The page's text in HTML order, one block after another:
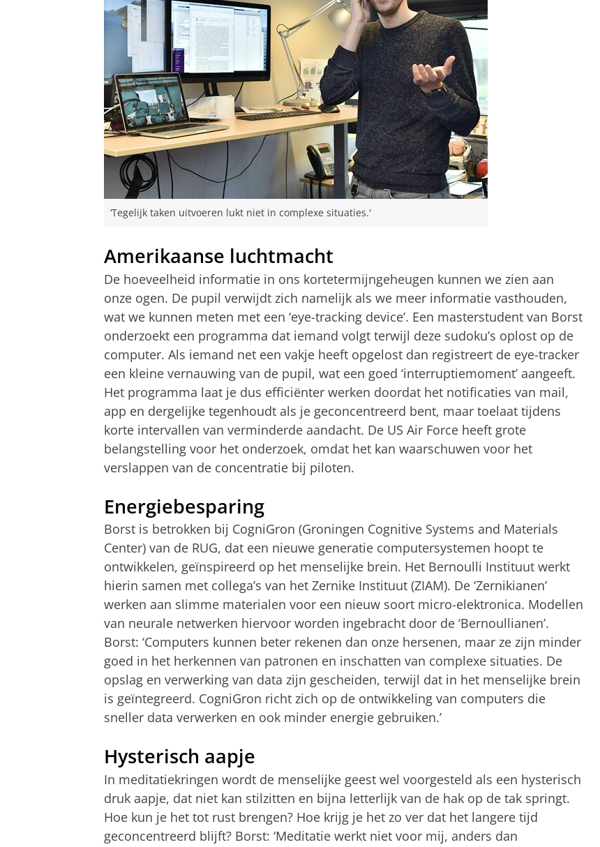
‘Tegelijk taken uitvoeren lukt niet in complexe situaties.'
Amerikaanse luchtmacht
De hoeveelheid informatie in ons kortetermijngeheugen kunnen we zien aan
onze ogen. De pupil verwijdt zich namelijk als we meer informatie vasthouden,
wat we kunnen meten met een ‘eye-tracking device’. Een masterstudent van Borst
onderzoekt een programma dat iemand volgt terwijl deze sudoku’s oplost op de
computer. Als iemand net een vakje heeft opgelost dan registreert de eye-tracker
een kleine vernauwing van de pupil, wat een goed ‘interruptiemoment’ aangeeft.
Het programma laat je dus efficiënter werken doordat het notificaties van mail,
app en dergelijke tegenhoudt als je geconcentreerd bent, maar toelaat tijdens
korte intervallen van verminderde aandacht. De US Air Force heeft grote
belangstelling voor het onderzoek, omdat het kan waarschuwen voor het
verslappen van de concentratie bij piloten.
Energiebesparing
Borst is betrokken bij CogniGron (Groningen Cognitive Systems and Materials
Center) van de RUG, dat een nieuwe generatie computersystemen hoopt te
ontwikkelen, geïnspireerd op het menselijke brein. Het Bernoulli Instituut werkt
hierin samen met collega’s van het Zernike Instituut (ZIAM). De ‘Zernikianen’
werken aan slimme materialen voor een nieuw soort micro-elektronica. Modellen
van neurale netwerken hiervoor worden ingebracht door de ‘Bernoullianen’.
Borst: ‘Computers kunnen beter rekenen dan onze hersenen, maar ze zijn minder
goed in het herkennen van patronen en inschatten van complexe situaties. De
opslag en verwerking van data zijn gescheiden, terwijl dat in het menselijke brein
is geïntegreerd. CogniGron richt zich op de ontwikkeling van computers die
sneller data verwerken en ook minder energie gebruiken.’
Hysterisch aapje
In meditatiekringen wordt de menselijke geest wel voorgesteld als een hysterisch
druk aapje, dat niet kan stilzitten en bijna letterlijk van de hak op de tak springt.
Hoe kun je het tot rust brengen? Hoe krijg je het zo ver dat het langere tijd
geconcentreerd blijft? Borst: ‘Meditatie werkt niet voor mij, anders dan